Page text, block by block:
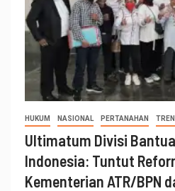
HUKUM NASIONAL PERTANAHAN
Ultimatum Divisi
Indonesia: Tuntut
Kementerian ATR/BPN